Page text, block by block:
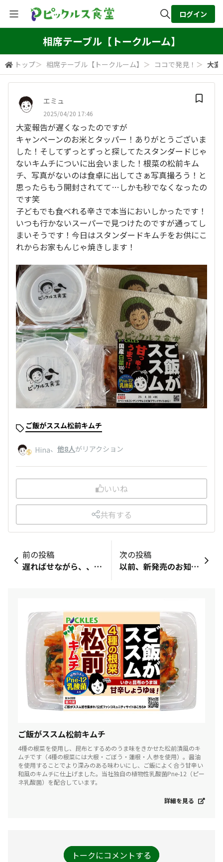
全体検索
検索
ログイン
相席テーブル【トークルーム】
トップ＞ 相席テーブル【トークルーム】 ＞ ココで発見！ ＞ 大変
エミュ
2025/04/20 17:46
大変報告が遅くなったのですが
キャンペーンのお米とタッパー！ありがとうございま
した！そしてずっとずっと探してたスタンダードじゃ
ないキムチについに出会いました！根菜の松前キム
チ、写真がないのは食卓に出してさぁ写真撮ろう！と
思ったらもう開封されてて…しかも秒でなくなったの
です笑
子どもでも食べれる辛さで本当においしかったです！
いつも行かないスーパーで見つけたのですが通ってし
まいそうです！今日はスタンダードキムチをお供にこ
れからお家もんじゃ焼きします！
ご飯がススム松前キムチ
Hina、 他8人がリアクション
いいね
共有する
ご飯がススム松前キムチ
4種の根菜を使用し、昆布とするめのうま味をきかせた松前漬風のキ
ムチです（4種の根菜には大根・ごぼう・蓮根・人参を使用）。醤油
を使用することでより深みのある味わいにし、ご飯によく合う甘辛い
和風のキムチに仕上げました。当社独自の植物性乳酸菌Pne-12（ピー
ネ乳酸菌）を配合しています。
詳細を見る
前の投稿
遅ればせながら、、タッパーとお米届きました！ありがとうございます！ いつもご飯冷凍するのに使ってるタッパーと同じタイプでありがたい！ キムチのっけていっぱいご飯食べます！
次の投稿
以前、新発売のお知らせがあってから、探してましたうま辛キムチ味お菓子シリーズをダイソーさんでやっと見つけました😋 しかも一度に5種コンプリート☺︎‼︎ 嬉しさを噛みしめながらいただきます🌈
トークにコメントする